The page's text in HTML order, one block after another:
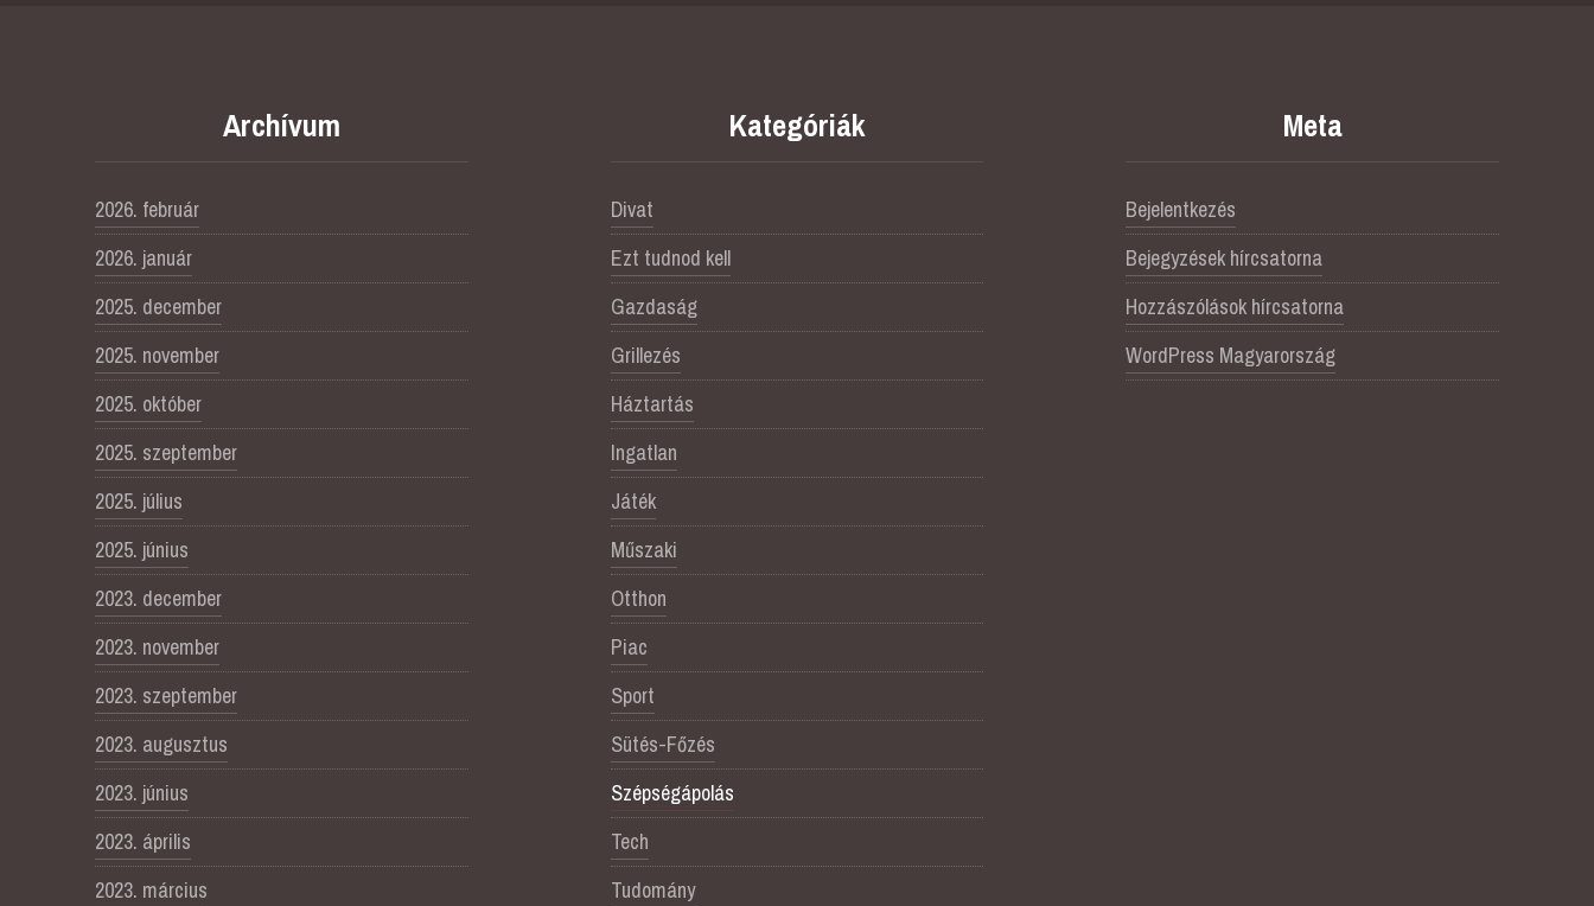
Archívum
2026. február
2026. január
2025. december
2025. november
2025. október
2025. szeptember
2025. július
2025. június
2023. december
2023. november
2023. szeptember
2023. augusztus
2023. június
2023. április
2023. március
Kategóriák
Divat
Ezt tudnod kell
Gazdaság
Grillezés
Háztartás
Ingatlan
Játék
Műszaki
Otthon
Piac
Sport
Sütés-Főzés
Szépségápolás
Tech
Tudomány
Meta
Bejelentkezés
Bejegyzések hírcsatorna
Hozzászólások hírcsatorna
WordPress Magyarország